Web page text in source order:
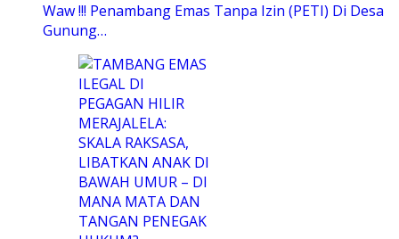
Waw !!! Penambang Emas Tanpa Izin (PETI) Di Desa
Gunung…